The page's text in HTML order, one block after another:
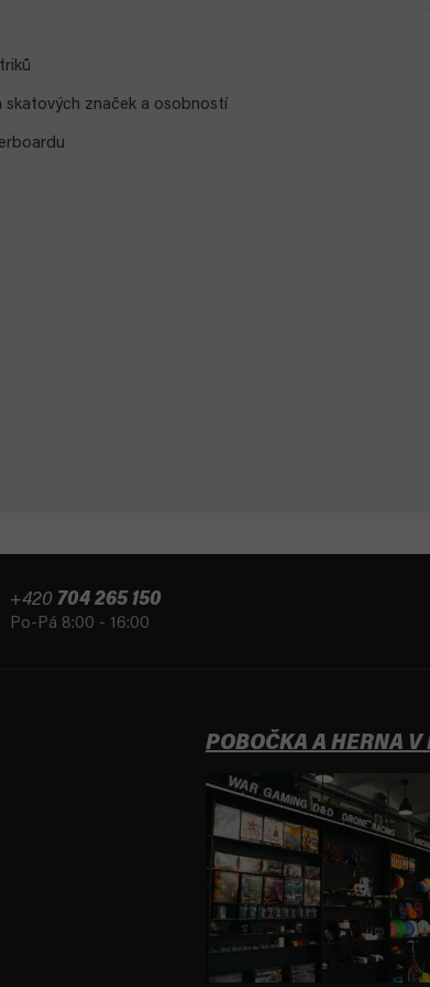
skatových značek a osobností
+420 704 265 150
Po-Pá 8:00 - 16:00
POBOČKA A HERNA V